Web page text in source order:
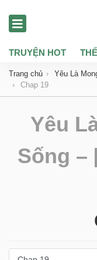
TRUYỆN HOT
Trang chủ
Yêu Là
Chap 19
Yêu
Sống –